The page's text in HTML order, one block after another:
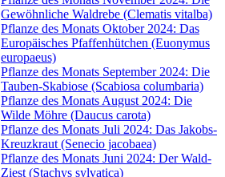
Gewöhnliche Waldrebe (Clematis vitalba)
Pflanze des Monats Oktober 2024: Das
Europäisches Pfaffenhütchen (Euonymus
europaeus)
Pflanze des Monats September 2024: Die
Tauben-Skabiose (Scabiosa columbaria)
Pflanze des Monats August 2024: Die
Wilde Möhre (Daucus carota)
Pflanze des Monats Juli 2024: Das Jakobs-
Kreuzkraut (Senecio jacobaea)
Pflanze des Monats Juni 2024: Der Wald-
Ziest (Stachys sylvatica)